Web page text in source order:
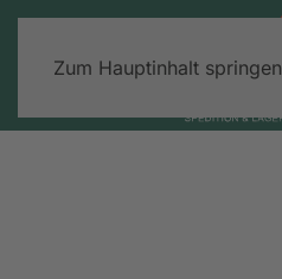
Zum Hauptinhalt springen